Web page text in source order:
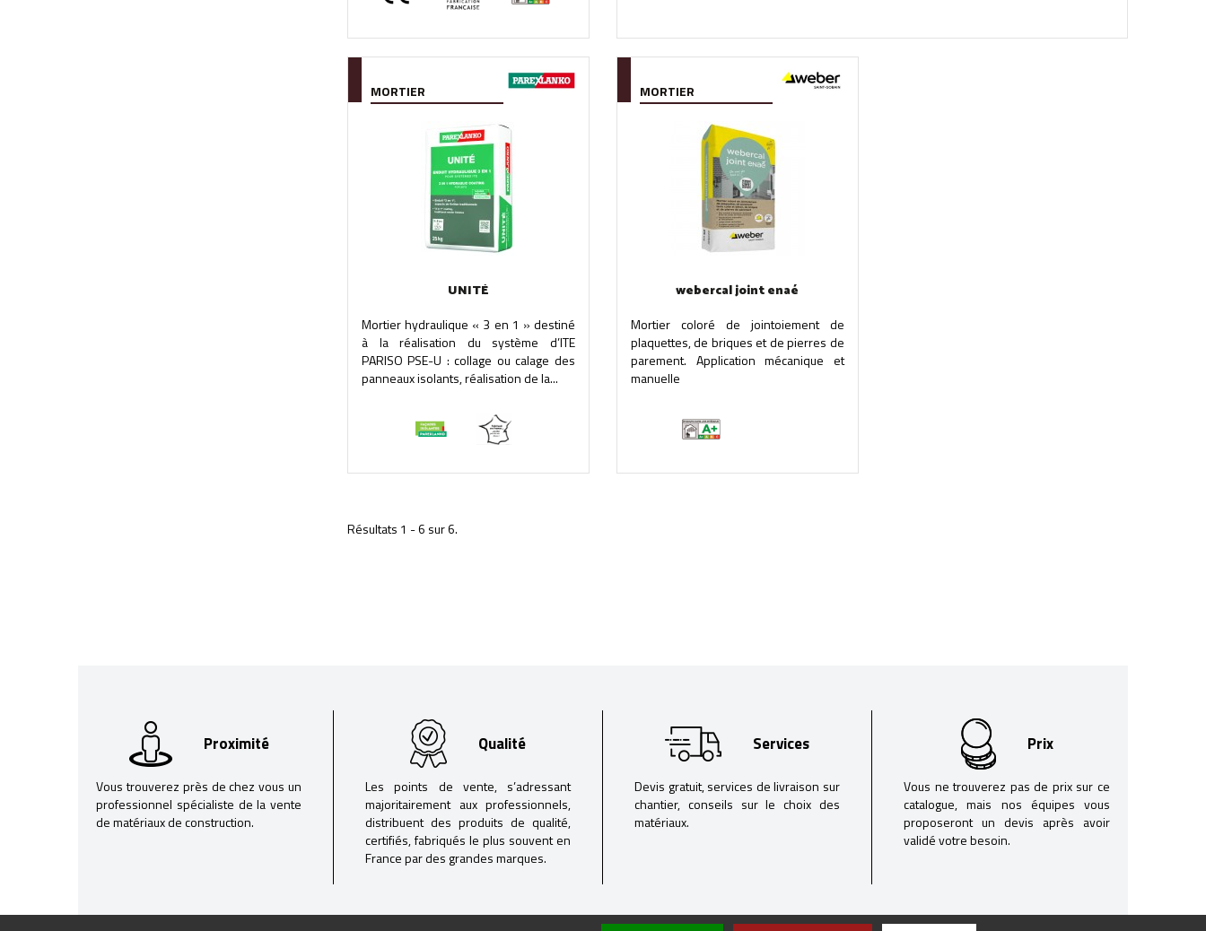
MORTIER
UNITÉ
Mortier hydraulique « 3 en 1 » destiné
à la réalisation du système d’ITE
PARISO PSE-U : collage ou calage des
panneaux isolants, réalisation de la...
MORTIER
webercal joint enaé
Mortier coloré de jointoiement de
plaquettes, de briques et de pierres de
parement. Application mécanique et
manuelle
Résultats 1 - 6 sur 6.
Proximité
Vous trouverez près de chez vous un
professionnel spécialiste de la vente
de matériaux de construction.
Qualité
Les points de vente, s’adressant
majoritairement aux professionnels,
distribuent des produits de qualité,
certifiés, fabriqués le plus souvent en
France par des grandes marques.
Services
Devis gratuit, services de livraison sur
chantier, conseils sur le choix des
matériaux.
Prix
Vous ne trouverez pas de prix sur ce
catalogue, mais nos équipes vous
proposeront un devis après avoir
validé votre besoin.